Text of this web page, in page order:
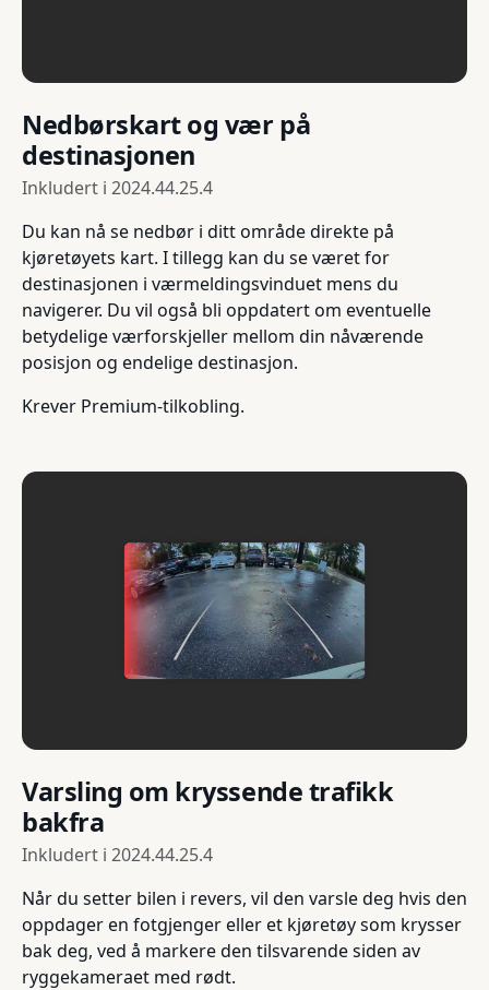
Nedbørskart og vær på
destinasjonen
Inkludert i 2024.44.25.4
Du kan nå se nedbør i ditt område direkte på
kjøretøyets kart. I tillegg kan du se været for
destinasjonen i værmeldingsvinduet mens du
navigerer. Du vil også bli oppdatert om eventuelle
betydelige værforskjeller mellom din nåværende
posisjon og endelige destinasjon.
Krever Premium-tilkobling.
Varsling om kryssende trafikk
bakfra
Inkludert i 2024.44.25.4
Når du setter bilen i revers, vil den varsle deg hvis den
oppdager en fotgjenger eller et kjøretøy som krysser
bak deg, ved å markere den tilsvarende siden av
ryggekameraet med rødt.